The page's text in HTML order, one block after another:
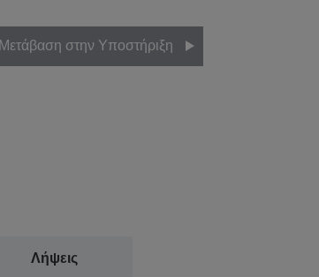
Μετάβαση στην Υποστήριξη
Λήψεις